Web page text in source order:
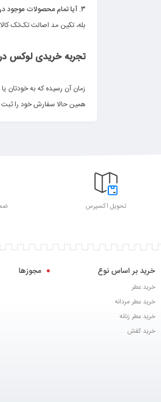
۳. آیا تمام محصولات موجود در سایت اصل هستند؟
بله، تکین مد اصالت تک‌تک
تجربه خریدی لوکس
زمان آن رسیده که به خودتان
همین حالا سفارش خود را ثبت
تحویل اکسپرس
خرید بر اساس نوع
خرید عطر
خرید عطر مردانه
خرید عطر زنانه
خرید کفش
مجوزها